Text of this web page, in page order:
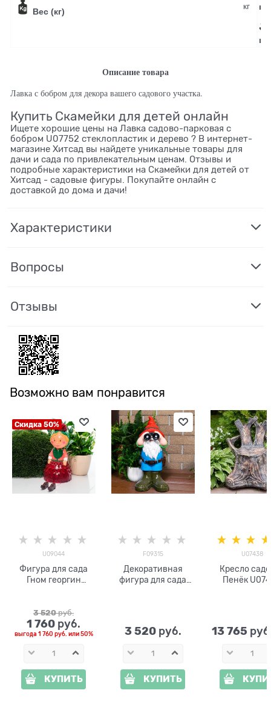
Вес (кг)
кг
к
Описание товара
Лавка с бобром для декора вашего садового участка.
Купить Скамейки для детей онлайн
Ищете хорошие цены на Лавка садово-парковая с
бобром U07752 стеклопластик и дерево ? В интернет-
магазине Хитсад вы найдете уникальные товары для
дачи и сада по привлекательным ценам. Отзывы и
подробные характеристики на Скамейки для детей от
Хитсад - садовые фигуры. Покупайте онлайн с
доставкой до дома и дачи!
Характеристики
Вопросы
Отзывы
Возможно вам понравится
Скидка 50%
U09044
Фигура для сада
Гном георгин
3 520 руб.
1 760 руб.
выгода 1 760 руб. или50%
КУПИТЬ
F09315
Декоративная
фигура для сада
3 520 руб.
КУПИТЬ
U07438
Кресло
Пенёк
13 765